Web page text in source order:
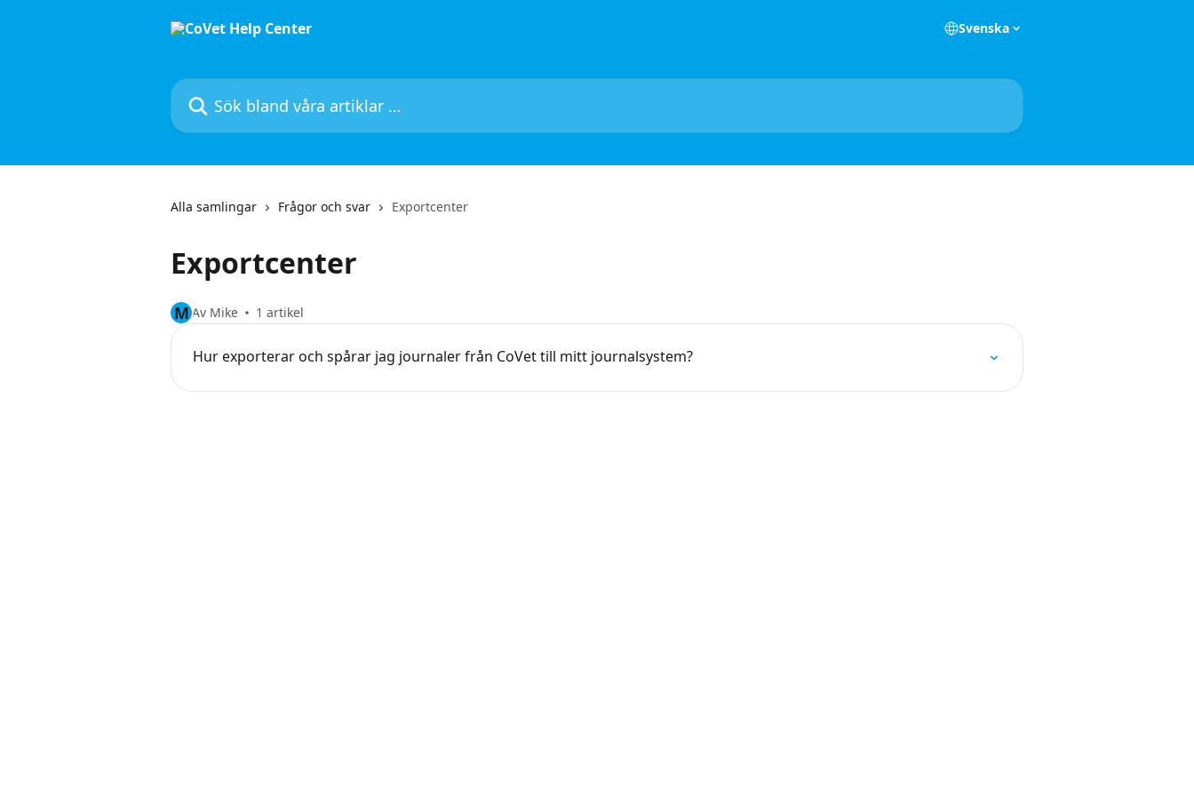
Svenska
Sök bland våra artiklar …
Alla samlingar Frågor och svar Exportcenter
Exportcenter
M Av Mike 1 artikel
Hur exporterar och spårar jag journaler från CoVet till mitt journalsystem?